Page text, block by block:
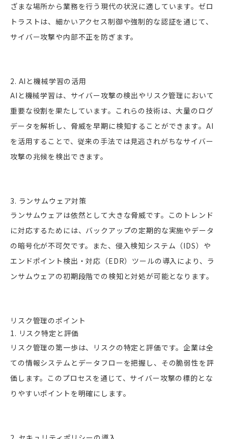
ざまな場所から業務を行う現代の状況に適しています。ゼロ
トラストは、細かいアクセス制御や強制的な認証を通じて、
サイバー攻撃や内部不正を防ぎます。
2. AIと機械学習の活用
AIと機械学習は、サイバー攻撃の検出やリスク管理において
重要な役割を果たしています。これらの技術は、大量のログ
データを解析し、脅威を早期に検知することができます。AI
を活用することで、従来の手法では見逃されがちなサイバー
攻撃の兆候を検出できます。
3. ランサムウェア対策
ランサムウェアは依然として大きな脅威です。このトレンド
に対応するためには、バックアップの定期的な実施やデータ
の暗号化が不可欠です。また、侵入検知システム（IDS）や
エンドポイント検出・対応（EDR）ツールの導入により、ラ
ンサムウェアの初期段階での検知と対処が可能となります。
リスク管理のポイント
1. リスク特定と評価
リスク管理の第一歩は、リスクの特定と評価です。企業は全
ての情報システムとデータフローを把握し、その脆弱性を評
価します。このプロセスを通じて、サイバー攻撃の標的とな
りやすいポイントを明確にします。